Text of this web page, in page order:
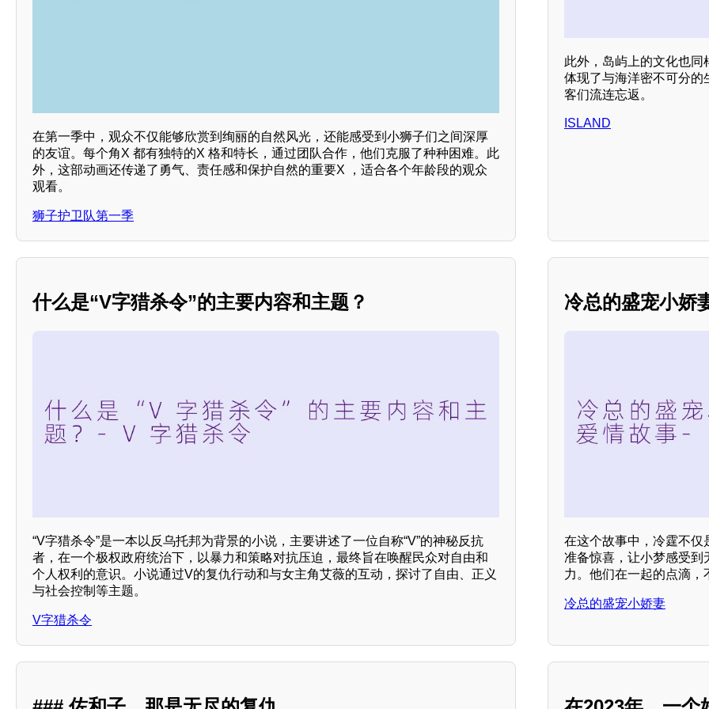
在第一季中，观众不仅能够欣赏到绚丽的自然风光，还能感受到小狮子们之间深厚
的友谊。每个角X 都有独特的X 格和特长，通过团队合作，他们克服了种种困难。此
外，这部动画还传递了勇气、责任感和保护自然的重要X ，适合各个年龄段的观众
观看。
狮子护卫队第一季
此外，岛屿上的文化也
体现了与海洋密不可分的
客们流连忘返。
ISLAND
什么是“V字猎杀令”的主要内容和主题？
“V字猎杀令”是一本以反乌托邦为背景的小说，主要讲述了一位自称“V”的神秘反抗
者，在一个极权政府统治下，以暴力和策略对抗压迫，最终旨在唤醒民众对自由和
个人权利的意识。小说通过V的复仇行动和与女主角艾薇的互动，探讨了自由、正义
与社会控制等主题。
V字猎杀令
冷总的盛宠小娇
在这个故事中，冷霆不仅
准备惊喜，让小梦感受到
力。他们在一起的点滴
冷总的盛宠小娇妻